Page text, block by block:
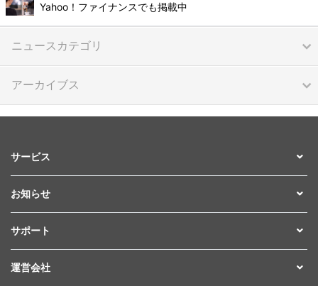
Yahoo！ファイナンスでも掲載中
ニュースカテゴリ
アーカイブス
サービス
お知らせ
サポート
運営会社